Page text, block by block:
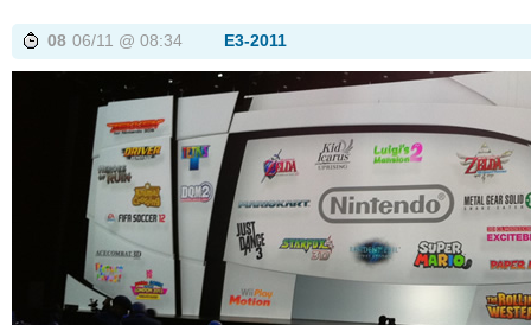
08 06/11 @ 08:34 E3-2011